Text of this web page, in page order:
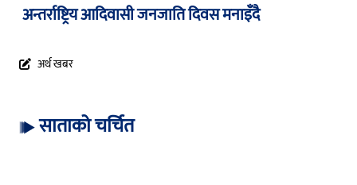
अन्तर्राष्ट्रिय आदिवासी जनजाति दिवस मनाइँदै
अर्थ खबर
साताको चर्चित